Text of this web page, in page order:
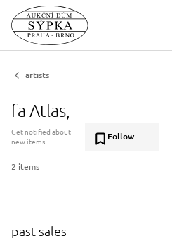
artists
fa Atlas,
Get notified about
new items
Follow
2 items
past sales